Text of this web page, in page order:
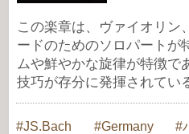
この楽章は、ヴァイオリン
ードのためのソロパートが
ムや鮮やかな旋律が特徴で
技巧が存分に発揮されてい
JS.Bach Germany